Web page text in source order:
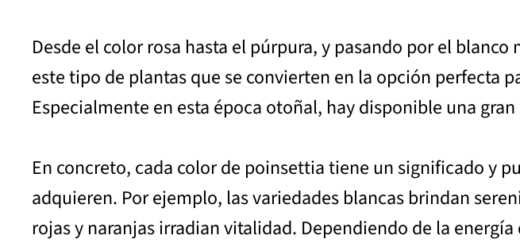
Desde el color rosa hasta el púrpura, y pasando por el
este tipo de plantas que se convierten en la opción perfecta
Especialmente en esta época otoñal, hay disponible una
En concreto, cada color de poinsettia tiene un significado y
adquieren. Por ejemplo, las variedades blancas brindan
rojas y naranjas irradian vitalidad. Dependiendo de la